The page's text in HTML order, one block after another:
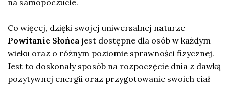
na samopoczucie.
Co więcej, dzięki swojej uniwersalnej naturze
Powitanie Słońca jest dostępne dla osób w każdym
wieku oraz o różnym poziomie sprawności fizycznej.
Jest to doskonały sposób na rozpoczęcie dnia z dawką
pozytywnej energii oraz przygotowanie swoich ciał